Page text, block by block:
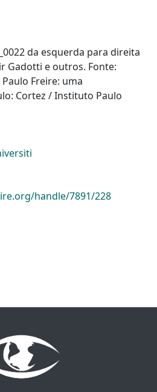
da esquerda para direita
Gadotti e outros. Fonte:
Freire: uma
Cortez / Instituto Paulo
handle/7891/228